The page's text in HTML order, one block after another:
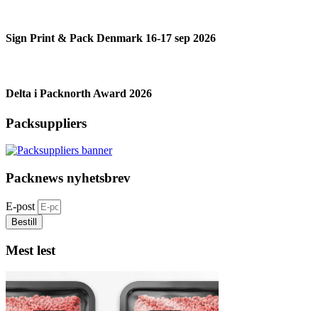
Sign Print & Pack Denmark 16-17 sep 2026
Delta i Packnorth Award 2026
Packsuppliers
Packnews nyhetsbrev
E-post
Bestill
Mest lest